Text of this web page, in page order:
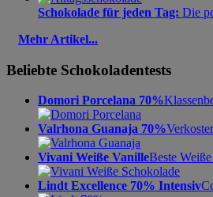
Schokolade für jeden Tag: Die
Mehr Artikel...
Beliebte Schokoladentests
Domori Porcelana 70%
Valrhona Guanaja 70%
Vivani Weiße VanilleBeste
Lindt Excellence 70% Intensiv